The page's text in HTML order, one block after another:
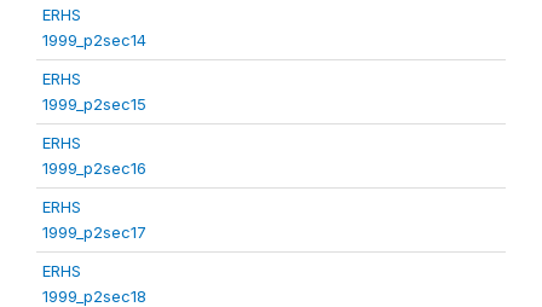
ERHS
1999_p2sec14
ERHS
1999_p2sec15
ERHS
1999_p2sec16
ERHS
1999_p2sec17
ERHS
1999_p2sec18